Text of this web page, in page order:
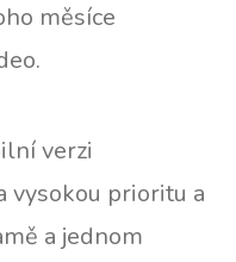
měsíce
verzi
vysokou prioritu a
a jednom